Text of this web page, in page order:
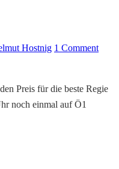
Hostnig 1 Comment
Preis für die beste Regie
noch einmal auf Ö1